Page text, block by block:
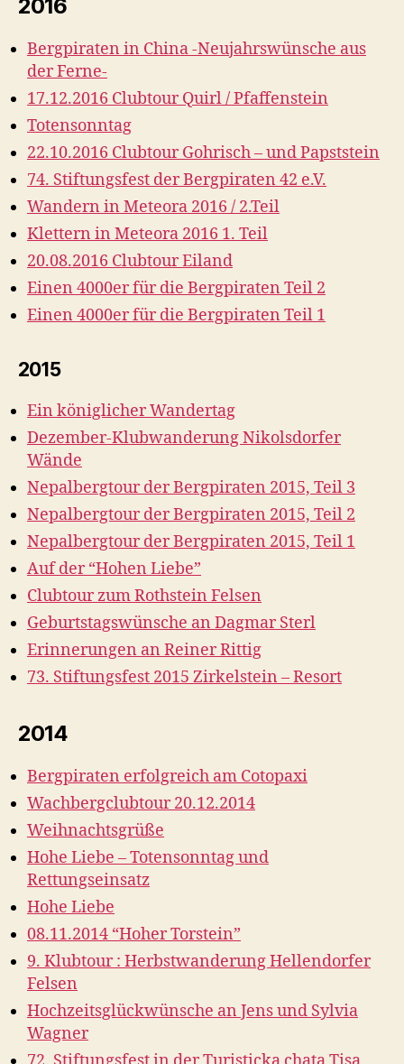
2016
Bergpiraten in China -Neujahrswünsche aus
der Ferne-
17.12.2016 Clubtour Quirl / Pfaffenstein
Totensonntag
22.10.2016 Clubtour Gohrisch – und Papststein
74. Stiftungsfest der Bergpiraten 42 e.V.
Wandern in Meteora 2016 / 2.Teil
Klettern in Meteora 2016 1. Teil
20.08.2016 Clubtour Eiland
Einen 4000er für die Bergpiraten Teil 2
Einen 4000er für die Bergpiraten Teil 1
2015
Ein königlicher Wandertag
Dezember-Klubwanderung Nikolsdorfer
Wände
Nepalbergtour der Bergpiraten 2015, Teil 3
Nepalbergtour der Bergpiraten 2015, Teil 2
Nepalbergtour der Bergpiraten 2015, Teil 1
Auf der “Hohen Liebe”
Clubtour zum Rothstein Felsen
Geburtstagswünsche an Dagmar Sterl
Erinnerungen an Reiner Rittig
73. Stiftungsfest 2015 Zirkelstein – Resort
2014
Bergpiraten erfolgreich am Cotopaxi
Wachbergclubtour 20.12.2014
Weihnachtsgrüße
Hohe Liebe – Totensonntag und
Rettungseinsatz
Hohe Liebe
08.11.2014 “Hoher Torstein”
9. Klubtour : Herbstwanderung Hellendorfer
Felsen
Hochzeitsglückwünsche an Jens und Sylvia
Wagner